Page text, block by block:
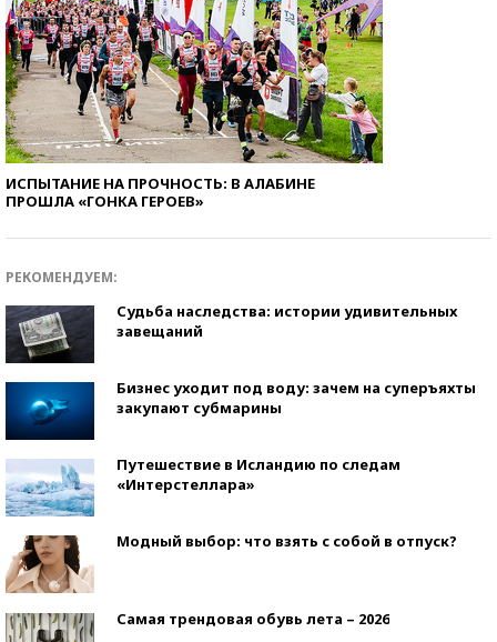
ИСПЫТАНИЕ НА ПРОЧНОСТЬ: В АЛАБИНЕ
ПРОШЛА «ГОНКА ГЕРОЕВ»
РЕКОМЕНДУЕМ:
Судьба наследства: истории удивительных
завещаний
Бизнес уходит под воду: зачем на суперъяхты
закупают субмарины
Путешествие в Исландию по следам
«Интерстеллара»
Модный выбор: что взять с собой в отпуск?
Самая трендовая обувь лета – 2026